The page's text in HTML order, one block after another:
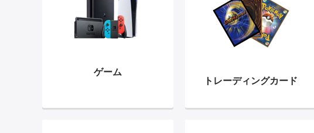
ゲーム
トレーディングカード